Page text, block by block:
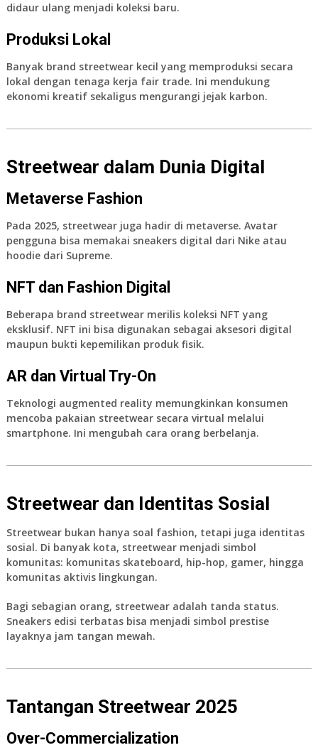
didaur ulang menjadi koleksi baru.
Produksi Lokal
Banyak brand streetwear kecil yang memproduksi secara
lokal dengan tenaga kerja fair trade. Ini mendukung
ekonomi kreatif sekaligus mengurangi jejak karbon.
Streetwear dalam Dunia Digital
Metaverse Fashion
Pada 2025, streetwear juga hadir di metaverse. Avatar
pengguna bisa memakai sneakers digital dari Nike atau
hoodie dari Supreme.
NFT dan Fashion Digital
Beberapa brand streetwear merilis koleksi NFT yang
eksklusif. NFT ini bisa digunakan sebagai aksesori digital
maupun bukti kepemilikan produk fisik.
AR dan Virtual Try-On
Teknologi augmented reality memungkinkan konsumen
mencoba pakaian streetwear secara virtual melalui
smartphone. Ini mengubah cara orang berbelanja.
Streetwear dan Identitas Sosial
Streetwear bukan hanya soal fashion, tetapi juga identitas
sosial. Di banyak kota, streetwear menjadi simbol
komunitas: komunitas skateboard, hip-hop, gamer, hingga
komunitas aktivis lingkungan.
Bagi sebagian orang, streetwear adalah tanda status.
Sneakers edisi terbatas bisa menjadi simbol prestise
layaknya jam tangan mewah.
Tantangan Streetwear 2025
Over-Commercialization